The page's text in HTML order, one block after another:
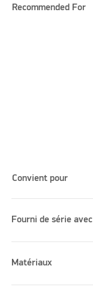
Recommended For
Convient pour
Fourni de série avec
Matériaux